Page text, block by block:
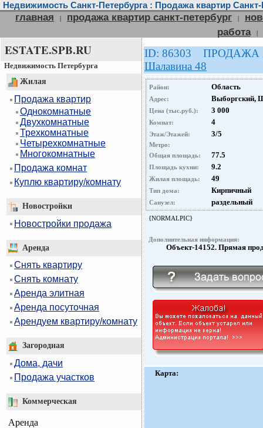
Недвижимость Санкт-Петербурга : Продажа квартир Санкт-
главная | продажа квартир санкт-петербург |
работа
|
ESTATE.SPB.RU
Недвижимость Петербурга
Жилая
Продажа квартир
Однокомнатные
Двухкомнатные
Трехкомнатные
Четырехкомнатные
Многокомнатные
Продажа комнат
Куплю квартиру/комнату
Новостройки
Новостройки продажа
Аренда
Снять квартиру
Снять комнату
Аренда элитная
Аренда посуточная
Арендуем квартиру/комнату
Загородная
Дома, дачи
Продажа участков
Коммерческая
Аренда
ID: 86303
Шалавина 48
Район: Область
Адрес: Выборгский,
Цена (тыс.руб.): 3 000
Комнат: 4
Этаж/Этажей: 3/5
Метро:
Общая площадь:
77.5
Площадь кухни: 9.2
Жилая площадь: 49
Тип дома: Кирпичный
Санузел: раздельный
{NORMALPIC}
Дополнительная информация:
Объект-14152. Прямая
Карта: